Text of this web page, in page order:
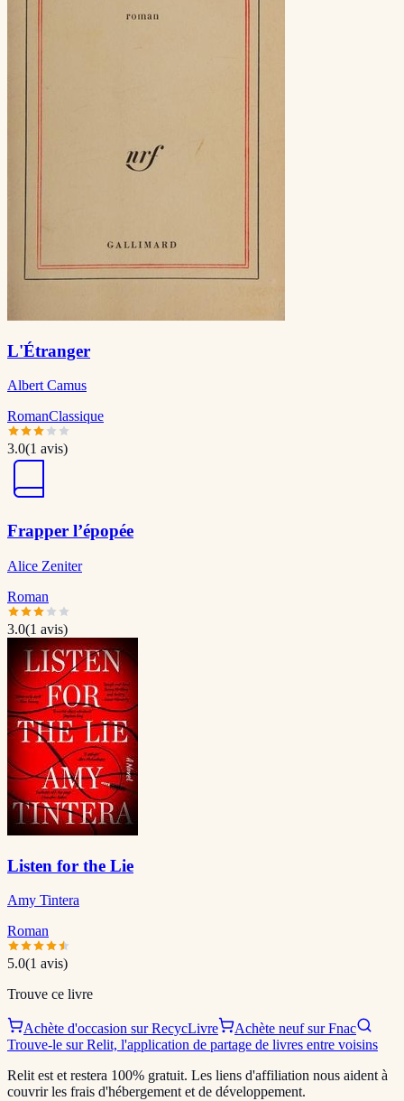
L'Étranger
Albert Camus
RomanClassique
3.0(1 avis)
Frapper l’épopée
Alice Zeniter
Roman
3.0(1 avis)
Listen for the Lie
Amy Tintera
Roman
5.0(1 avis)
Trouve ce livre
Achète d'occasion sur RecycLivre
Achète neuf sur Fnac
Trouve-le sur Relit, l'application de partage de livres entre voisins
Relit est et restera 100% gratuit. Les liens d'affiliation nous aident à
couvrir les frais d'hébergement et de développement.